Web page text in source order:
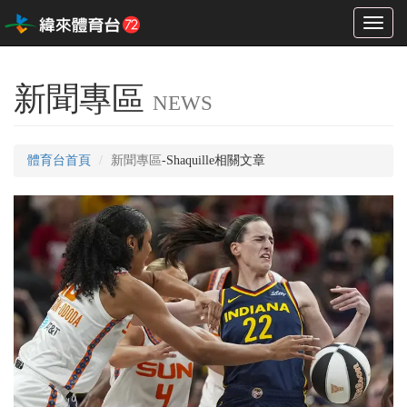
Toggle
新聞專區 NEWS
體育台首頁 新聞專區-Shaquille相關文章